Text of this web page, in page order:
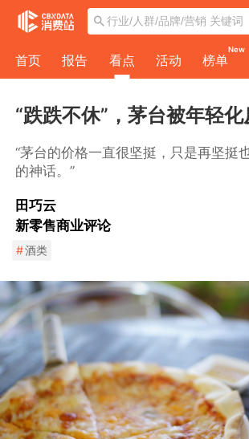
首页 报告 看点 活动 榜单
New
“跌跌不休”，茅台被年轻化
“茅台的价格一直很坚挺，只是再坚挺
的神话。”
田巧云
新零售商业评论
#酒类